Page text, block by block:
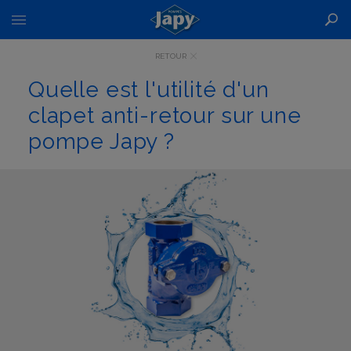
Basculer
la
RETOUR
Quelle est l'utilité d'un
clapet anti-retour sur une
pompe Japy ?